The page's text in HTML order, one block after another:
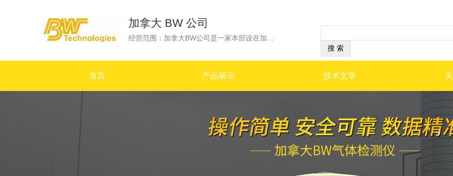
加拿大 BW 公司
首页 产品展示 技术文章